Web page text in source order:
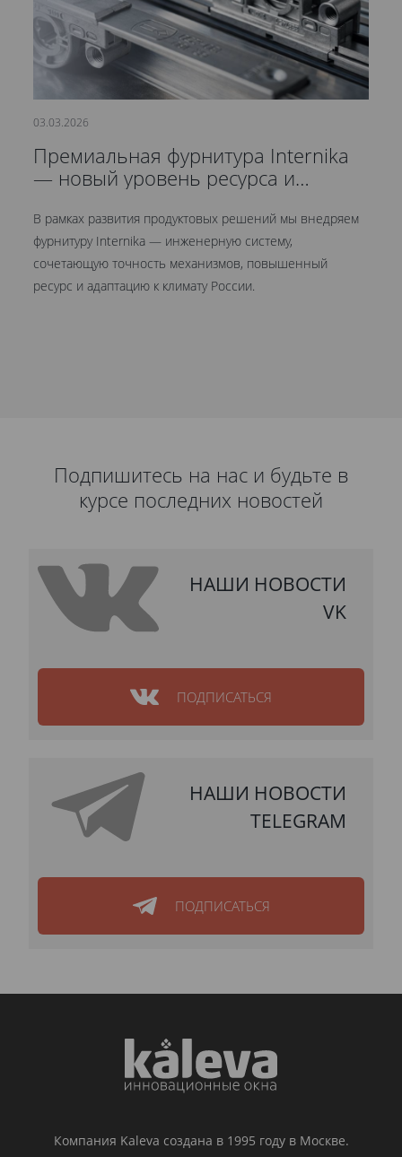
03.03.2026
Премиальная фурнитура Internika
— новый уровень ресурса и
В рамках развития продуктовых решений мы внедряем
фурнитуру Internika — инженерную систему,
сочетающую точность механизмов, повышенный
ресурс и адаптацию к климату России.
Подпишитесь на нас и будьте в
курсе последних новостей
НАШИ НОВОСТИ
VK
ПОДПИСАТЬСЯ
НАШИ НОВОСТИ
TELEGRAM
ПОДПИСАТЬСЯ
Компания Kaleva создана в 1995 году в Москве.